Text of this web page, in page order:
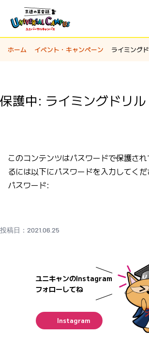
ホーム イベント・キャンペーン ライミング
保護中: ライミングドリ
このコンテンツはパスワードで保護さ
るには以下にパスワードを入力してくだ
パスワード:
投稿日：2021.06.25
ユニキャンのInstagram
フォローしてね
Instagram